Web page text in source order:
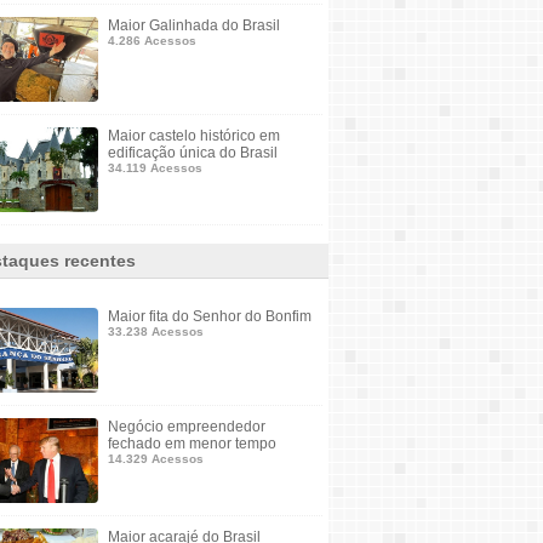
Maior Galinhada do Brasil
4.286 Acessos
Maior castelo histórico em
edificação única do Brasil
34.119 Acessos
recentes
Maior fita do Senhor do Bonfim
33.238 Acessos
Negócio empreendedor
fechado em menor tempo
14.329 Acessos
Maior acarajé do Brasil